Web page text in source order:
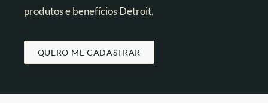
produtos e benefícios Detroit.
QUERO ME CADASTRAR